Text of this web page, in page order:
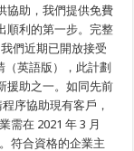
協助，我們提供免費
順利的第一步。完整
們近期已開放接受
（英語版），此計劃
援助之一。如同先前
序協助現有客戶，
需在 2021 年 3 月
符合資格的企業主